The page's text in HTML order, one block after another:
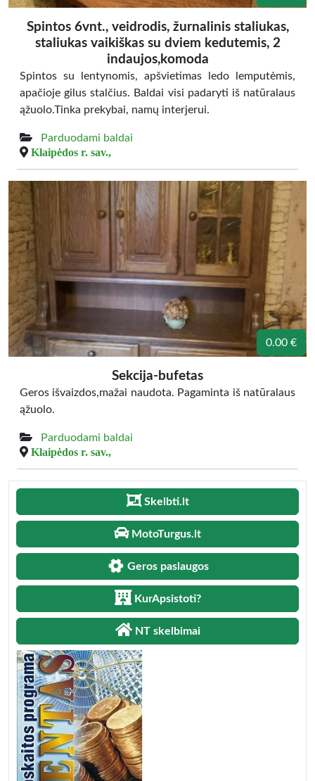
Spintos 6vnt., veidrodis, žurnalinis staliukas,
staliukas vaikiškas su dviem kedutemis, 2
indaujos,komoda
Spintos su lentynomis, apšvietimas ledo lemputėmis,
apačioje gilus stalčius. Baldai visi padaryti iš natūralaus
ąžuolo.Tinka prekybai, namų interjerui.
Parduodami baldai
Klaipėdos r. sav.,
0.00 €
Sekcija-bufetas
Geros išvaizdos,mažai naudota. Pagaminta iš natūralaus
ąžuolo.
Parduodami baldai
Klaipėdos r. sav.,
Skelbti.lt
MotoTurgus.lt
Geros paslaugos
KurApsistoti?
NT skelbimai